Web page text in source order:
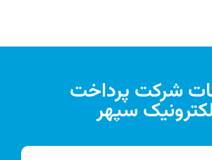
شرکت پرداخت
سپهر